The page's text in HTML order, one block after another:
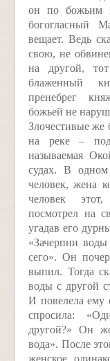
он по божьим
богогласный
вещает. Ведь
свою, не
на другой,
блаженный
пренебрег
божьей не
Злочестивые же
на реке – под
называемая
судах. В
человек, жена
человек
посмотрел на
угадав его
«Зачерпни
сего». Он
выпил. Тогда
воды с другой
И повелела ему
спросила:
другой?» Он
вода». После
женское